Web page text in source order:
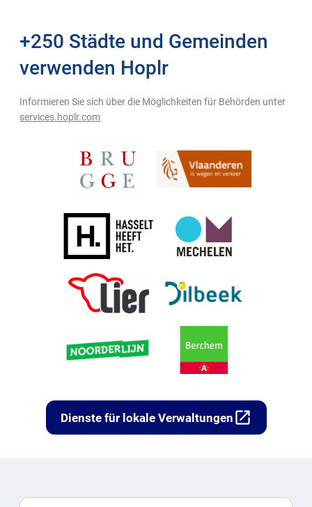
+250 Städte und Gemeinden
verwenden Hoplr
Informieren Sie sich über die Möglichkeiten für Behörden unter
services.hoplr.com
Dienste für lokale Verwaltungen open_in_new